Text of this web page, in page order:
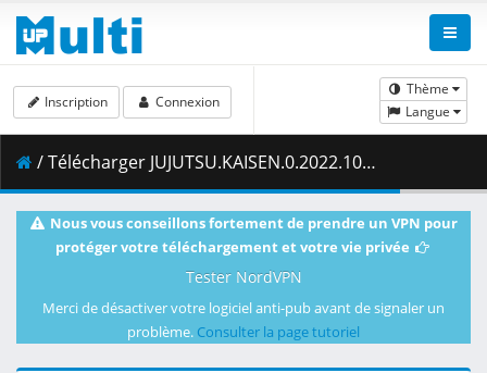
Thème
Langue
Inscription Connexion
/ Télécharger JUJUTSU.KAISEN.0.2022.1080p.AMZN.WEB-DL.DDP2.0.H.264-ZigZag.mkv.001 ( 466.66 MB )
Nous vous conseillons fortement de prendre un VPN pour
protéger votre téléchargement et votre vie privée
Tester NordVPN
Merci de désactiver votre logiciel anti-pub avant de signaler un
problème. Consulter la page tutoriel